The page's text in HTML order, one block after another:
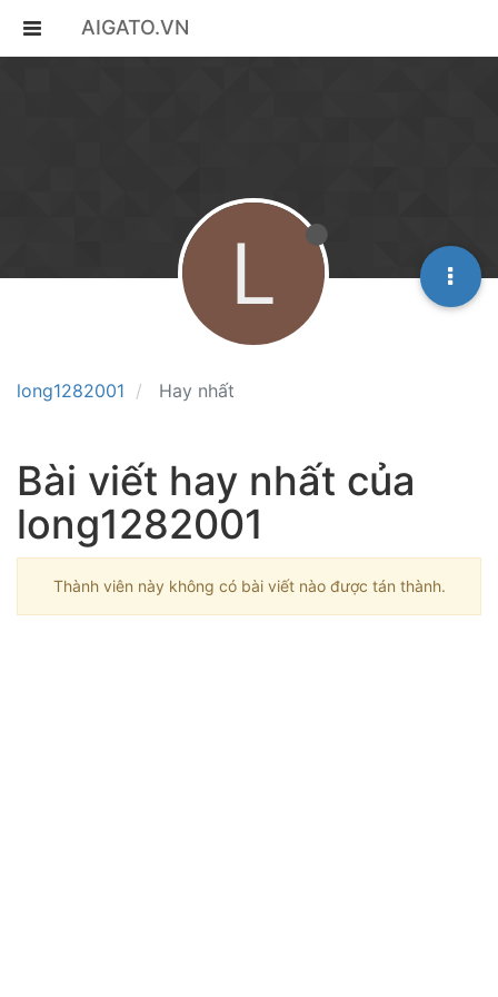
AIGATO.VN
long1282001 Hay nhất
L
Bài viết hay nhất của
long1282001
Thành viên này không có bài viết nào được tán thành.